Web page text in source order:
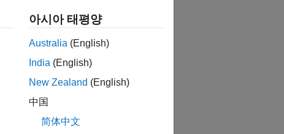
아시아 태평양
Australia (English)
India (English)
New Zealand (English)
中国
简体中文